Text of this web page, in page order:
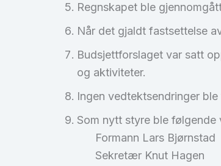
Regnskapet ble
Når det gjaldt fastsettelse
Budsjettforslaget var satt
og aktiviteter.
Ingen vedtektsendringer ble
Som nytt styre ble følgende
Formann Lars Bjørnstad
Sekretær Knut Hagen